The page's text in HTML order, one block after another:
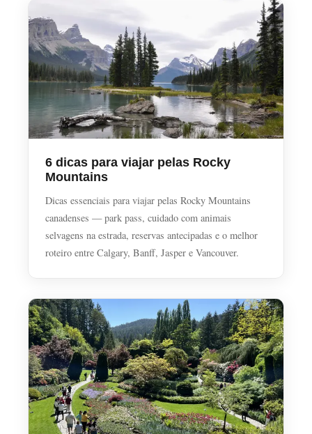
6 dicas para viajar pelas Rocky
Mountains
Dicas essenciais para viajar pelas Rocky Mountains
canadenses — park pass, cuidado com animais
selvagens na estrada, reservas antecipadas e o melhor
roteiro entre Calgary, Banff, Jasper e Vancouver.